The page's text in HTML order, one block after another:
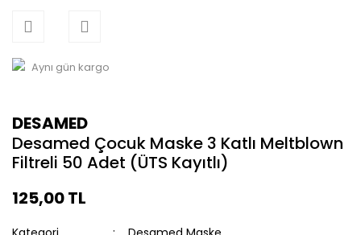
Aynı gün kargo
DESAMED
Desamed Çocuk Maske 3 Katlı Meltblown
Filtreli 50 Adet (ÜTS Kayıtlı)
125,00 TL